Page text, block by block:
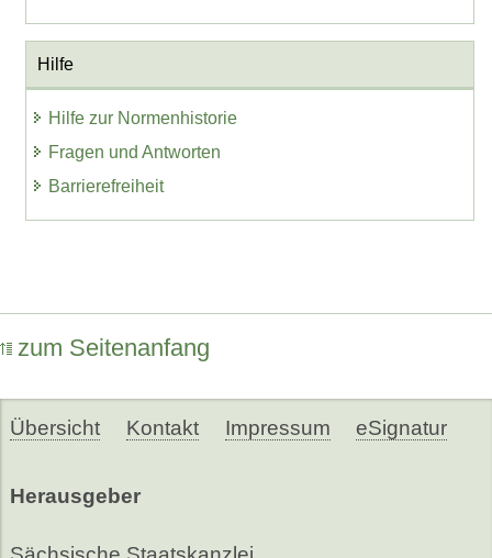
Hilfe
Hilfe zur Normenhistorie
Fragen und Antworten
Barrierefreiheit
zum Seitenanfang
Übersicht Kontakt Impressum eSignatur
Herausgeber